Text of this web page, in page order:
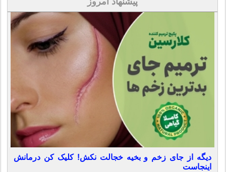
دیگه از جای زخم و بخیه خجالت نکش! کلیک کن درمانش
اینجاست